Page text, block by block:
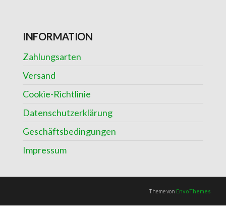
INFORMATION
Zahlungsarten
Versand
Cookie-Richtlinie
Datenschutzerklärung
Geschäftsbedingungen
Impressum
Theme von EnvoThemes